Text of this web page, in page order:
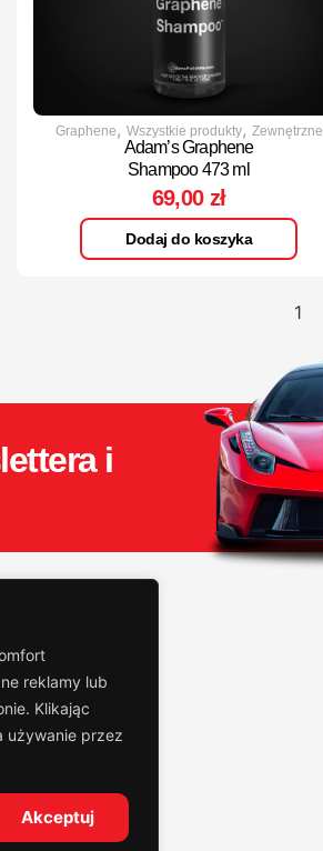
reklamy lub
Klikając
używanie przez
Akceptuj
Graphene, Wszystkie produkty, Zewnętrzne
Adam’s Graphene
Shampoo 473 ml
69,00 zł
Dodaj do koszyka
1
i
Graphene
Ceramika
Polerskie
Wewnętrzne
Akcesoria
AdamsPolishes.pl